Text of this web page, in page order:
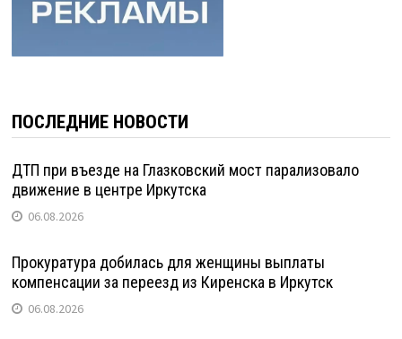
ПОСЛЕДНИЕ НОВОСТИ
ДТП при въезде на Глазковский мост парализовало
движение в центре Иркутска
06.08.2026
Прокуратура добилась для женщины выплаты
компенсации за переезд из Киренска в Иркутск
06.08.2026